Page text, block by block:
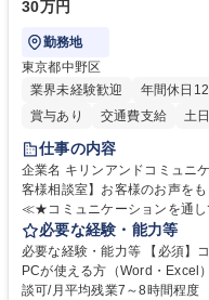
30万円
勤務地
東京都中野区
業界未経験歓迎
年間休日
賞与あり
交通費支給 土
仕事の内容
企業名 キリンアンドコミュニケーションズ
客様相談室】お客様のお声をもとに
≪★コミュニケーションを通
お客様のお声をより良い商品
様相談室でのお仕事です。 日々お客様からいただくキリングループへのご
意見を、企業活動に活かして
って対応、情報提供するとと
必要な経験・能力等
必要な経験・能力等 【必須】
PCが使える方（Word・Excel
談可/月平均残業7～8時間程度 【入社後の研修】着任から1か月は電話対応